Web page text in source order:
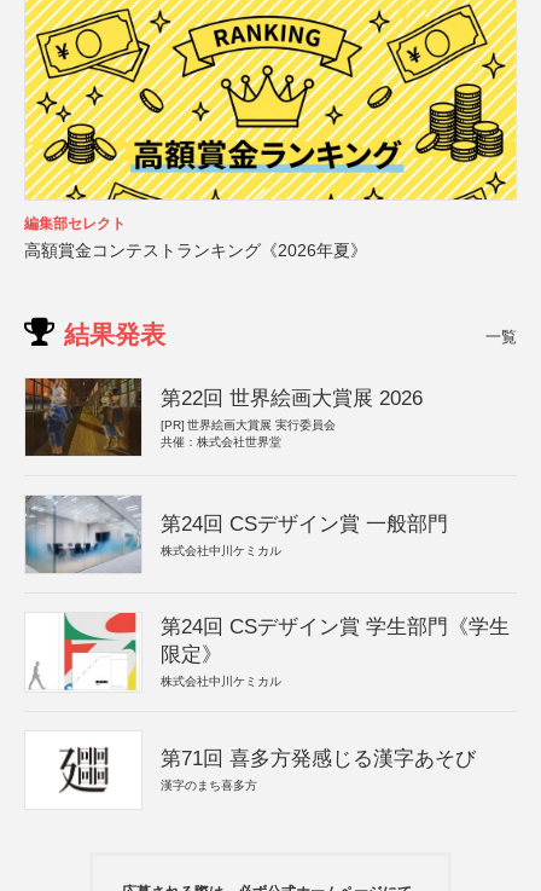
編集部セレクト
高額賞金コンテストランキング《2026年夏》
結果発表 一覧
第22回 世界絵画大賞展 2026
[PR] 世界絵画大賞展 実行委員会
共催：株式会社世界堂
第24回 CSデザイン賞 一般部門
株式会社中川ケミカル
第24回 CSデザイン賞 学生部門《学生
限定》
株式会社中川ケミカル
第71回 喜多方発感じる漢字あそび
漢字のまち喜多方